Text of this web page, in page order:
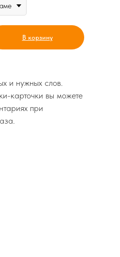
В корзину
и нужных слов.
карточки вы можете
при